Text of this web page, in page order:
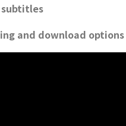
subtitles
and download options